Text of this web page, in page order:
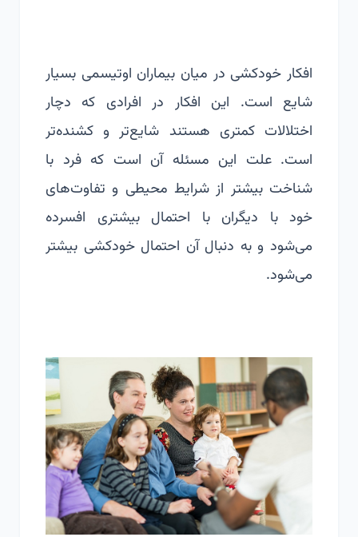
افکار خودکشی در میان بیماران اوتیسمی بسیار
شایع است. این افکار در افرادی که دچار
اختلالات کمتری هستند شایع‌تر و کشنده‌تر
است. علت این مسئله آن است که فرد با
شناخت بیشتر از شرایط محیطی و تفاوت‌های
خود با دیگران با احتمال بیشتری افسرده
می‌شود و به دنبال آن احتمال خودکشی بیشتر
می‌شود.